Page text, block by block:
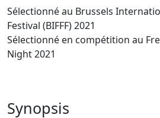
Sélectionné au Brussels
Festival (BIFFF) 2021
Sélectionné en compétition au
Night 2021
Synopsis